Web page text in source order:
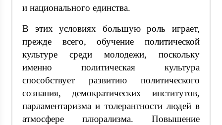
и национального единства.
В этих условиях большую роль играет,
прежде всего, обучение политической
культуре среди молодежи, поскольку
именно политическая культура
способствует развитию политического
сознания, демократических институтов,
парламентаризма и толерантности людей в
атмосфере плюрализма. Повышение